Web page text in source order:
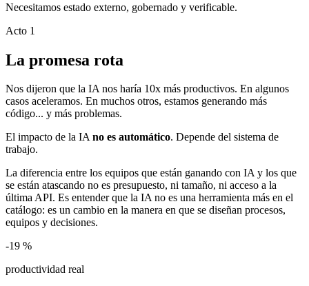
Necesitamos estado externo, gobernado y verificable.
Acto 1
La promesa rota
Nos dijeron que la IA nos haría 10x más productivos. En algunos
casos aceleramos. En muchos otros, estamos generando más
código... y más problemas.
El impacto de la IAno es automático. Depende del sistema de
trabajo.
La diferencia entre los equipos que están ganando con IA y los que
se están atascando no es presupuesto, ni tamaño, ni acceso a la
última API. Es entender que la IA no es una herramienta más en el
catálogo: es un cambio en la manera en que se diseñan procesos,
equipos y decisiones.
-19 %
productividad real